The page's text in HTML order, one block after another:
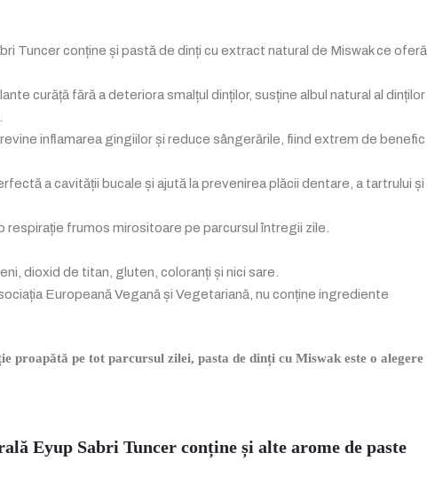
Tuncer conține și pastă de dinți cu extract natural de Miswak ce oferă
curăță fără a deteriora smalțul dinților, susține albul natural al dinților
inflamarea gingiilor și reduce sângerările, fiind extrem de benefic
a cavității bucale și ajută la prevenirea plăcii dentare, a tartrului și
respirație frumos mirositoare pe parcursul întregii zile.
dioxid de titan, gluten, coloranți și nici sare.
Europeană Vegană și Vegetariană, nu conține ingrediente
proapătă pe tot parcursul zilei, pasta de dinți cu Miswak este o alegere
Eyup Sabri Tuncer conține și alte arome de paste